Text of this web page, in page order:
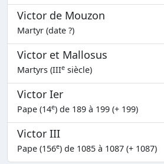
Victor de Mouzon
Martyr (date ?)
Victor et Mallosus
Martyrs (IIIe siècle)
Victor Ier
Pape (14e) de 189 à 199 (+ 199)
Victor III
Pape (156e) de 1085 à 1087 (+ 1087)